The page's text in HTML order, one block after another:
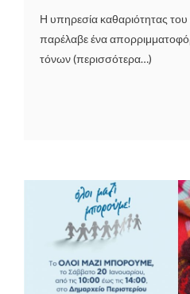
Η υπηρεσία καθαριότητας
παρέλαβε ένα
τόνων (περισσότερα…)